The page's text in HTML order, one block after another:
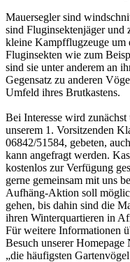
Mauersegler sind
sind Fluginsektenjäger und
kleine Kampfflugzeuge um
Fluginsekten wie zum
sind sie unter anderem an
Gegensatz zu anderen
Umfeld ihres Brutkastens.
Bei Interesse wird
unserem 1. Vorsitzenden
06842/51584, gebeten,
kann angefragt werden.
kostenlos zur Verfügung
gerne gemeinsam mit uns
Aufhäng-Aktion soll
gehen, bis dahin sind die
ihren Winterquartieren in
Für weitere Informationen
Besuch unserer
„die häufigsten